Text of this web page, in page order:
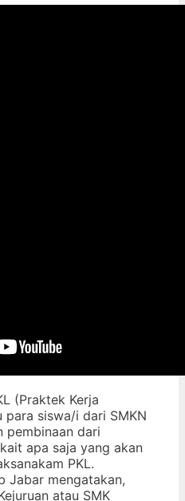
(Praktek Kerja
para siswa/i dari SMKN
pembinaan dari
apa saja yang akan
PKL.
Jabar mengatakan,
atau SMK